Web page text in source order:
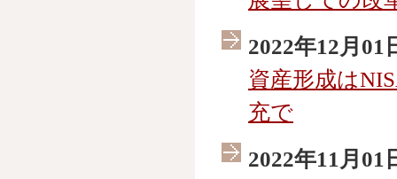
2022年12月01
資産形成は
充で
2022年11月01